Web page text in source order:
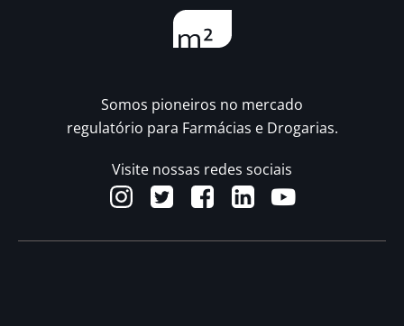
Somos pioneiros no mercado
regulatório para Farmácias e Drogarias.
Visite nossas redes sociais